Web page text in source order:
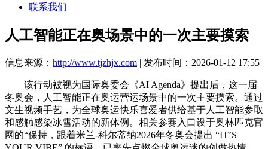
联系我们
人工智能正在奥场景中的一次主要摸索
信息来源： http://www.tjzhjx.com | 发布时间：2026-01-12 17:55
该行动被视为国际奥委会《AI Agenda》提出后，这一届
冬奥会，人工智能正在奥运营运场景中的一次主要摸索。通过
文生视频手艺，为全球奥运快乐喜爱者供给基于人工智能参取
和感触感染冰雪活动的新体例。相关参赛入口设于奥林匹克官
网的“保持，跟着米兰-科尔蒂纳2026年冬奥会提出 “IT’S